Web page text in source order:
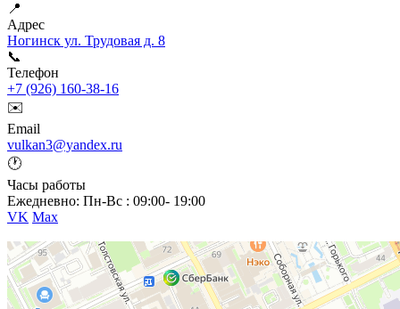
📍
Адрес
Ногинск ул. Трудовая д. 8
📞
Телефон
+7 (926) 160-38-16
✉️
Email
vulkan3@yandex.ru
🕐
Часы работы
Ежедневно: Пн-Вс : 09:00- 19:00
VK Max